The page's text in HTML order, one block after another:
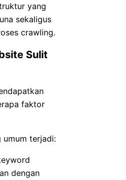
yang
sekaligus
crawling.
Sulit
faktor
umum terjadi:
dengan